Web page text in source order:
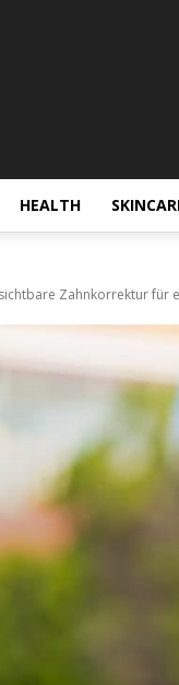
HEALTH
Zahnkorrektur für